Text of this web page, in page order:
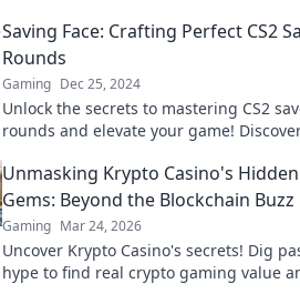
battlefield!
Saving Face: Crafting Perfect CS2
Rounds
Gaming Dec 25, 2024
Unlock the secrets to mastering CS2
rounds and elevate your game!
winning comeback.
Unmasking Krypto Casino's Hidden
Gems: Beyond the Blockchain Buzz
Gaming Mar 24, 2026
Uncover Krypto Casino's secrets! Dig
hype to find real crypto gaming value